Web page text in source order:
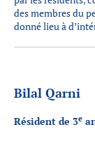
des membres du
donné lieu à
Bilal Qarni
Résident de 3e